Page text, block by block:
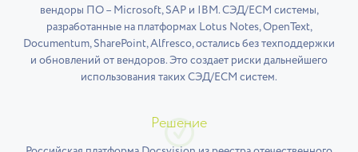
вендоры ПО – Microsoft, SAP и IBM. СЭД/ECM системы,
разработанные на платформах Lotus Notes, OpenText,
Documentum, SharePoint, Alfresco, остались без техподдержки
и обновлений от вендоров. Это создает риски дальнейшего
использования таких СЭД/ECM систем.
Решение